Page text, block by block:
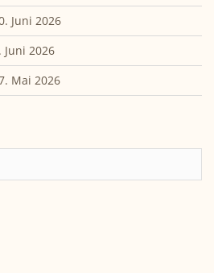
Juni 2026
Juni 2026
Mai 2026